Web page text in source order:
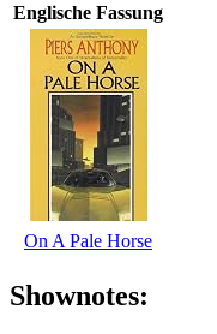
Englische Fassung
On A Pale Horse
Shownotes: